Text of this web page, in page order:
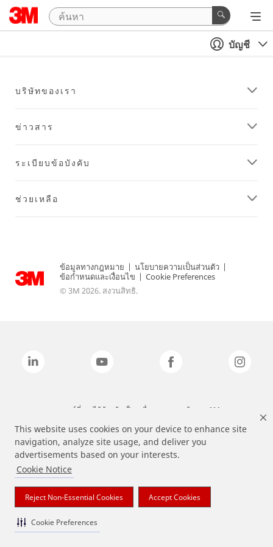
This website uses cookies on your device to enhance site
navigation, analyze site usage, and deliver you
advertisements based on your interests.
Cookie Notice
Reject Non-Essential Cookies Accept Cookies
Cookie Preferences
บัญชี
บริษัทของเรา
ข่าวสาร
ระเบียบข้อบังคับ
ช่วยเหลือ
ข้อมูลทางกฎหมาย | นโยบายความเป็นส่วนตัว |
ข้อกำหนดและเงื่อนไข | Cookie Preferences
© 3M 2026. สงวนสิทธิ.
แบรนด์ที่ระบุไว้ข้างต้นเป็นเครื่องหมายการค้าของ 3M